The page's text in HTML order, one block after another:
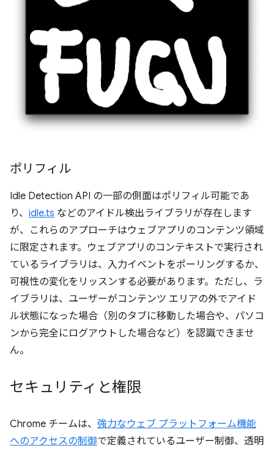
ポリフィル
Idle Detection API の一部の側面はポリフィル可能であ
り、 idle.ts などのアイドル検出ライブラリが存在します
が、これらのアプローチはウェブアプリのコンテンツ領域
に限定されます。ウェブアプリのコンテキストで実行され
ているライブラリは、入力イベントをポーリングするか、
可視性の変化をリッスンする必要があります。ただし、ラ
イブラリは、ユーザーがコンテンツ エリアの外でアイド
ル状態になった場合（別のタブに移動した場合や、パソコ
ンから完全にログアウトした場合など）を認識できませ
ん。
セキュリティと権限
Chrome チームは、 強力なウェブ プラットフォーム機能
へのアクセスの制御で定義されているユーザー制御、透明